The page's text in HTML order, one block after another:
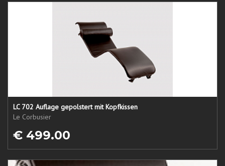
LC 702 Auflage gepolstert mit Kopfkissen
Le Corbusier
€ 499.00